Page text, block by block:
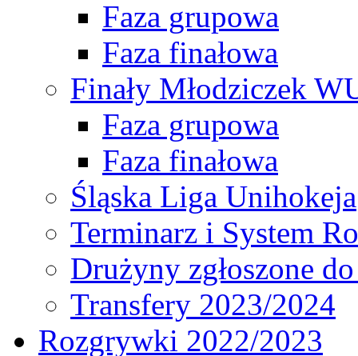
Faza grupowa
Faza finałowa
Finały Młodziczek
Faza grupowa
Faza finałowa
Śląska Liga Unihokeja
Terminarz i System
Drużyny zgłoszone
Transfery 2023/2024
Rozgrywki 2022/2023